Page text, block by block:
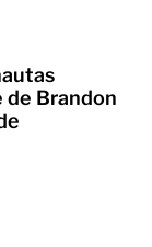
de Brandon